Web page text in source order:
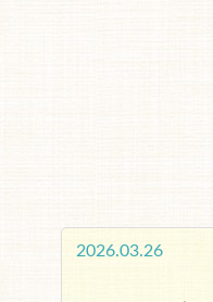
2026.03.26